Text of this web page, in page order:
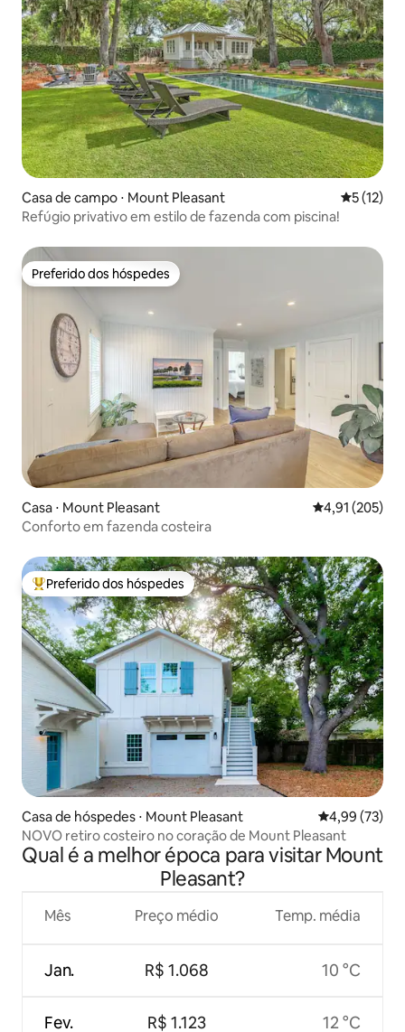
Casa de campo ⋅ Mount Pleasant 5 de uma
5 (12)
Refúgio privativo em estilo de fazenda com piscina!
Preferido dos hóspedes
Preferido dos hóspedes
Casa ⋅ Mount Pleasant 4,91 de uma
4,91 (205)
Conforto em fazenda costeira
Entre os melhores preferidos dos hóspedes
Preferido dos hóspedes
Casa de hóspedes ⋅ Mount Pleasant 4,99 de uma
4,99 (73)
NOVO retiro costeiro no coração de Mount Pleasant
Qual é a melhor época para visitar Mount
Pleasant?
Mês
Jan.
Fev.
Preço médio
R$ 1.068
R$ 1.123
Temp. média
10 °C
12 °C